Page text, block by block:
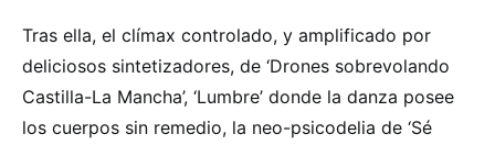
Tras ella, el clímax controlado, y amplificado por
deliciosos sintetizadores, de ‘Drones sobrevolando
Castilla-La Mancha’, ‘Lumbre’ donde la danza posee
los cuerpos sin remedio, la neo-psicodelia de ‘Sé